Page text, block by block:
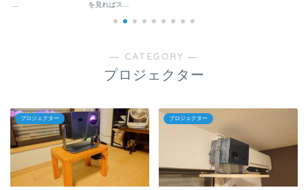
を見ればス...
― CATEGORY ―
プロジェクター
プロジェクター プロジェクター